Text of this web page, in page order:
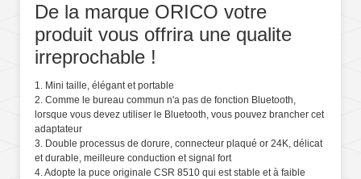
De la marque ORICO votre
produit vous offrira une qualite
irreprochable !
1. Mini taille, élégant et portable
2. Comme le bureau commun n'a pas de fonction Bluetooth,
lorsque vous devez utiliser le Bluetooth, vous pouvez brancher cet
adaptateur
3. Double processus de dorure, connecteur plaqué or 24K, délicat
et durable, meilleure conduction et signal fort
4. Adopte la puce originale CSR 8510 qui est stable et à faible